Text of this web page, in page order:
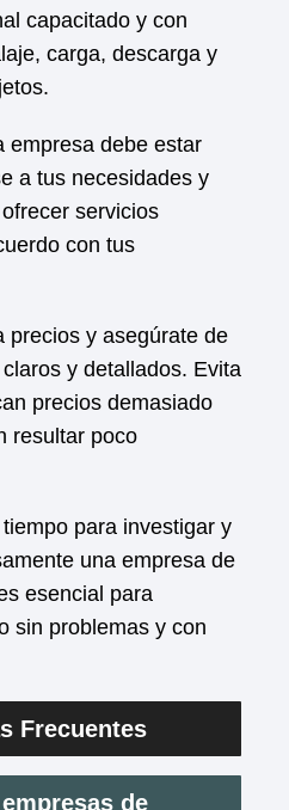
capacitado y con
carga, descarga y
empresa debe estar
a tus necesidades y
servicios
con tus
precios y asegúrate de
y detallados. Evita
precios demasiado
resultar poco
para investigar y
una empresa de
esencial para
sin problemas y con
Frecuentes
de